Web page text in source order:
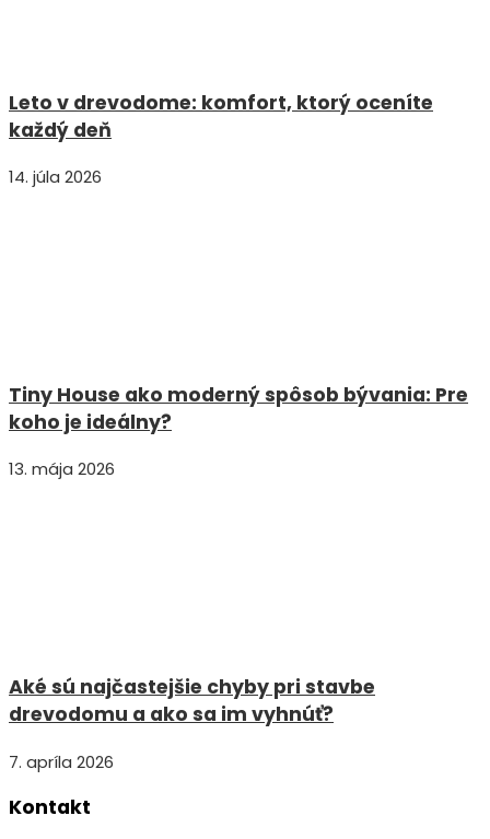
Leto v drevodome: komfort, ktorý oceníte
každý deň
14. júla 2026
Tiny House ako moderný spôsob bývania: Pre
koho je ideálny?
13. mája 2026
Aké sú najčastejšie chyby pri stavbe
drevodomu a ako sa im vyhnúť?
7. apríla 2026
Kontakt